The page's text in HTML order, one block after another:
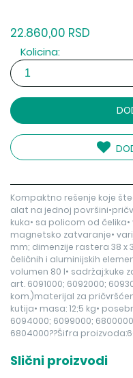
22.860,00 RSD
Kolicina:
Kompaktno rešenje koje
alat na jednoj
kuka• sa policom od
magnetsko zatvaranje•
mm; dimenzije rastera 38 x
čeličnih i aluminijskih
volumen 80 l• sadržaj:kuke
art. 6091000; 6092000;
kom.)materijal za
kutija• masa: 12;5 kg•
6094000; 6099000;
6804000??Šifra
Slični proizvodi